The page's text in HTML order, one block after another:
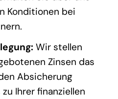
Konditionen bei
Wir stellen
Zinsen das
Absicherung
Ihrer finanziellen